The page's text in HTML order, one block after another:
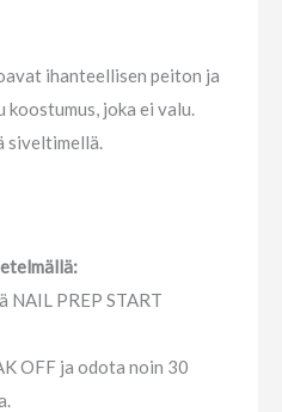
ihanteellisen peiton ja
koostumus, joka ei valu.
siveltimellä.
NAIL PREP START
OFF ja odota noin 30